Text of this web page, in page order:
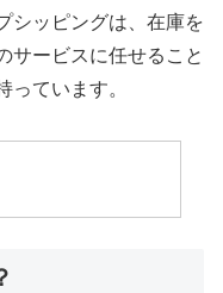
シッピングは、在庫を
サービスに任せること
っています。